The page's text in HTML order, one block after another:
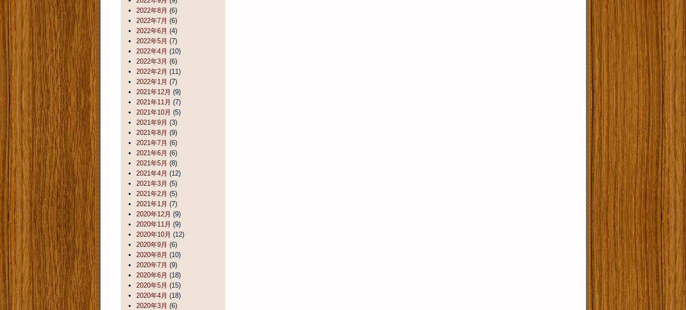
2022年8月 (6)
2022年7月 (6)
2022年6月 (4)
2022年5月 (7)
2022年4月 (10)
2022年3月 (6)
2022年2月 (11)
2022年1月 (7)
2021年12月 (9)
2021年11月 (7)
2021年10月 (5)
2021年9月 (3)
2021年8月 (9)
2021年7月 (6)
2021年6月 (6)
2021年5月 (8)
2021年4月 (12)
2021年3月 (5)
2021年2月 (5)
2021年1月 (7)
2020年12月 (9)
2020年11月 (9)
2020年10月 (12)
2020年9月 (6)
2020年8月 (10)
2020年7月 (9)
2020年6月 (18)
2020年5月 (15)
2020年4月 (18)
2020年3月 (6)